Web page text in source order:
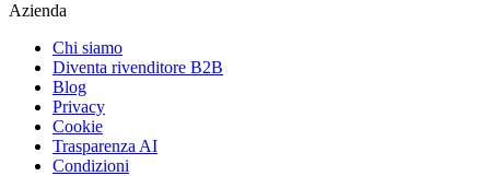
Azienda
Chi siamo
Diventa rivenditore B2B
Blog
Privacy
Cookie
Trasparenza AI
Condizioni